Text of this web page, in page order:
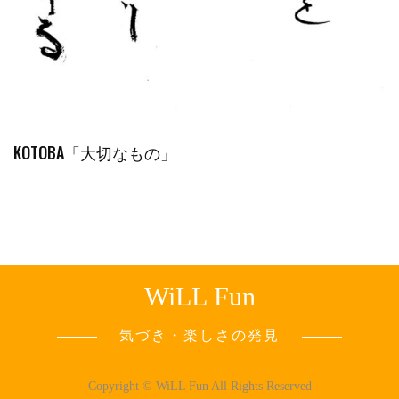
KOTOBA「大切なもの」
WiLL Fun
気づき・楽しさの発見
Copyright © WiLL Fun All Rights Reserved